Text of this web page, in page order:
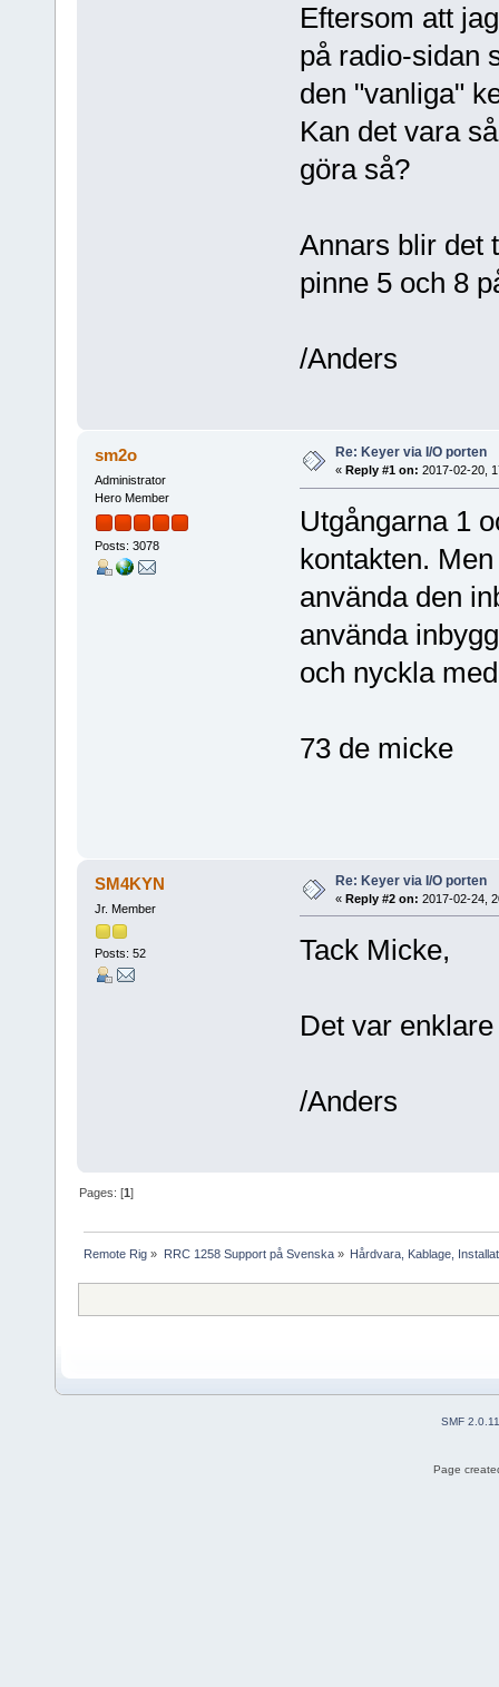
Eftersom att
på radio-sidan
den "vanliga"
Kan det vara
göra så?
Annars blir det
pinne 5 och 8
/Anders
sm2o
Administrator
Hero Member
Posts: 3078
Re: Keyer via I/O porten
« Reply #1 on: 2017-02-20,
Utgångarna 1
kontakten.
använda den
använda
och nyckla
73 de micke
SM4KYN
Jr. Member
Posts: 52
Re: Keyer via I/O porten
« Reply #2 on: 2017-02-24,
Tack Micke,
Det var
/Anders
Pages: [1]
Remote Rig » RRC 1258 Support på Svenska» Hårdvara, Kablage,
SMF 2.0.11
Page